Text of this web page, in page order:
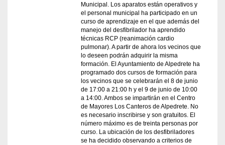
Municipal. Los aparatos están operativos y
el personal municipal ha participado en un
curso de aprendizaje en el que además del
manejo del desfibrilador ha aprendido
técnicas RCP (reanimación cardio
pulmonar). A partir de ahora los vecinos que
lo deseen podrán adquirir la misma
formación. El Ayuntamiento de Alpedrete ha
programado dos cursos de formación para
los vecinos que se celebrarán el 8 de junio
de 17:00 a 21:00 h y el 9 de junio de 10:00
a 14:00. Ambos se impartirán en el Centro
de Mayores Los Canteros de Alpedrete. No
es necesario inscribirse y son gratuitos. El
número máximo es de treinta personas por
curso. La ubicación de los desfibriladores
se ha decidido observando a criterios de